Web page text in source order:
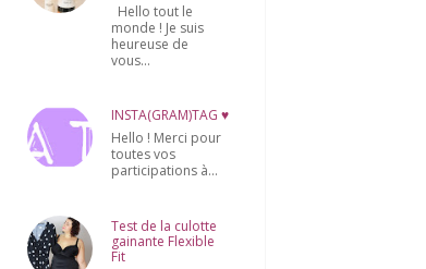
Hello tout le
monde ! Je suis
heureuse de
vous...
INSTA(GRAM)TAG ♥
Hello ! Merci pour
toutes vos
participations à...
Test de la culotte
gainante Flexible
Fit